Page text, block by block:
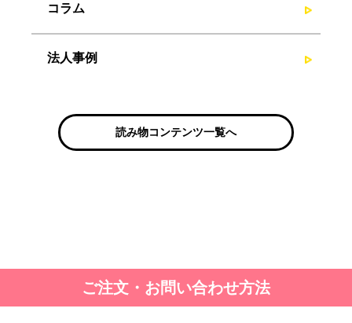
コラム
法人事例
読み物コンテンツ一覧へ
ご注文・お問い合わせ方法